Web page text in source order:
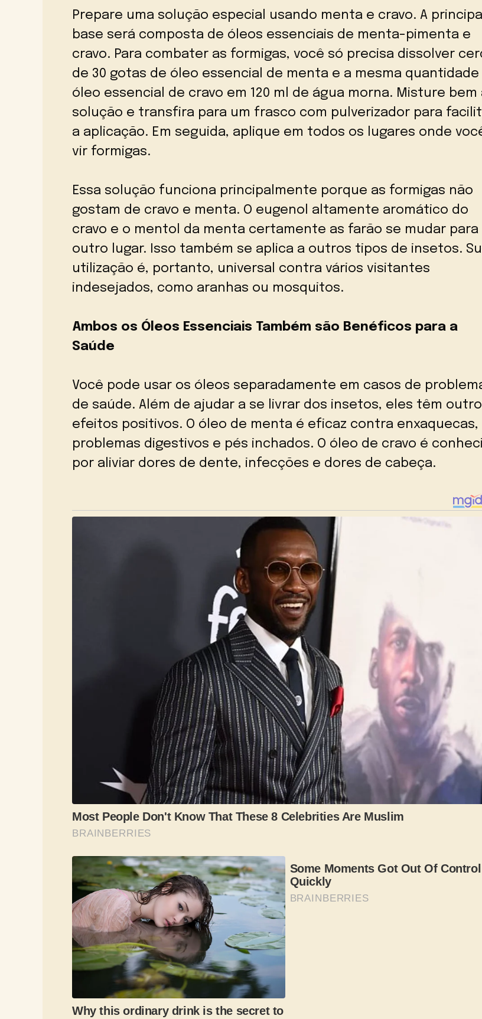
Prepare uma solução especial usando menta e cravo. A
base será composta de óleos essenciais de menta-pimenta e
cravo. Para combater as formigas, você só precisa dissolver
de 30 gotas de óleo essencial de menta e a mesma quantidade
óleo essencial de cravo em 120 ml de água morna. Misture bem
solução e transfira para um frasco com pulverizador para
a aplicação. Em seguida, aplique em todos os lugares onde
vir formigas.
Essa solução funciona principalmente porque as formigas não
gostam de cravo e menta. O eugenol altamente aromático do
cravo e o mentol da menta certamente as farão se mudar para
outro lugar. Isso também se aplica a outros tipos de insetos.
utilização é, portanto, universal contra vários visitantes
indesejados, como aranhas ou mosquitos.
Ambos os Óleos Essenciais Também são Benéficos para a
Saúde
Você pode usar os óleos separadamente em casos de
de saúde. Além de ajudar a se livrar dos insetos, eles têm
efeitos positivos. O óleo de menta é eficaz contra enxaquecas,
problemas digestivos e pés inchados. O óleo de cravo é
por aliviar dores de dente, infecções e dores de cabeça.